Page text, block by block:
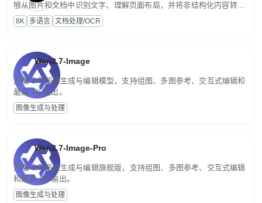
够从图片和文档中识别文字、理解页面布局，并将非结构化内容转换
为便于存储、检索和二次处理的结构化结果。
8K 多语言 文档处理/OCR
Wan2.7-Image
万相 2.7 图像生成与编辑模型，支持组图、多图参考、交互式编辑和
最高 2K 输出。
图像生成与处理
Wan2.7-Image-Pro
万相 2.7 图像生成与编辑旗舰版，支持组图、多图参考、交互式编辑
和最高 4K 输出。
图像生成与处理